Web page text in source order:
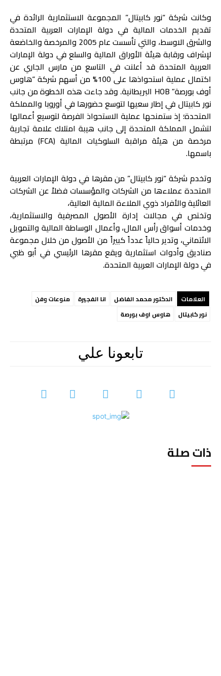
ذات صلة
وكانت شركة “نور كابيتال” المجموعة الاستثمارية الرائدة في
تقديم الخدمات المالية في دولة الإمارات العربية المتحدة
والشرق الاوسط، والتي تأسست عام 2005 والمرخصة والخاضعة
لإشراف ورقابة هيئة الأوراق المالية والسلع في دولة الإمارات
العربية المتحدة قد أعلنت في التاسع من مارس الجاري عن
اكتمال عملية استحواذها على 100% من أسهم شركة “هاوس
أوف بورصة” HOB البريطانية. وقد جاءت هذه الخطوة من جانب
نور كابيتال في إطار سعيها لتوسع حضورها في أوروبا والمملكة
المتحدة؛ إذ ستمنحها عملية الاستحواذ الفرصة لتوسيع أعمالها
لتشمل المملكة المتحدة إلى جانب هيبة امتلاك علامة تجارية
مرخصة من هيئة مراقبة السلوكيات المالية (FCA) مرتبطة
باسمها.
وتخدم شركة “نور كابيتال” من مقرها في دولة الإمارات العربية
المتحدة عملاءها من الشركات والمؤسسات فضلاً عن الشركات
العائلية والأفراد ذوي الملاءة المالية العالية،
وتختص في مجالات إدارة الأصول المصرفية والاستثمارية،
وخدمات أسواق رأس المال، وأعمال الوساطة المالية والتمويل
الائتماني، وتدير حالياً عدداً كبيراً من الأصول من خلال مجموعة
صناديق وأدوات استثمارية ويقع مقرها الرئيسي في أبو ظبي
في دولة الإمارات العربية المتحدة.
العلامات الدكتور محمد الفاضل انا الفجيرة
منوعات وفن
نور كابيتال
هاوس اوف بورصة
تابعونا علي